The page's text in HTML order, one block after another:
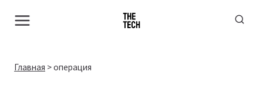
Главная >операция